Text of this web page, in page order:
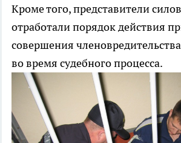
Кроме того, представители
отработали порядок действия
совершения
во время судебного процесса.